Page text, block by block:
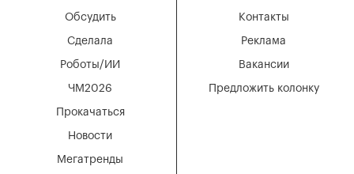
Мегатренды
Новости
Обсудить
Сделала
Роботы/ИИ
ЧМ2026
Прокачаться
Вакансии
Реклама
Контакты
Предложить колонку